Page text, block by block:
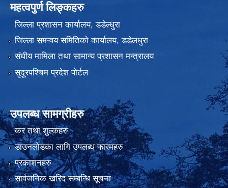
महत्वपुर्ण लिङ्कहरु
जिल्ला प्रशासन कार्यालय, डडेल्धुरा
जिल्ला समन्वय समितिको कार्यालय, डडेलधुरा
संघीय मामिला तथा सामान्य प्रशासन मन्त्रालय
सुदूरपश्चिम प्रदेश पोर्टल
उपलब्ध सामग्रीहरु
कर तथा शुल्कहरु
डाउनलोडका लागि उपलब्ध फारमहरु
प्रकाशनहरु
सार्वजनिक खरिद सम्बन्धि सूचना